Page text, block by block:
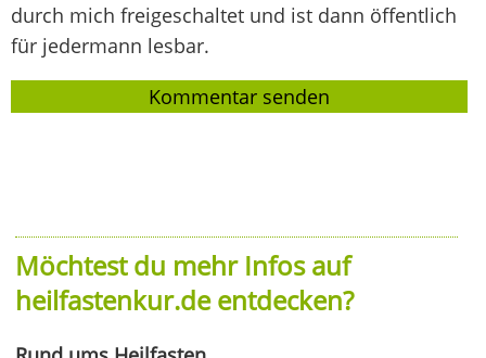
durch mich freigeschaltet und ist dann öffentlich
für jedermann lesbar.
Möchtest du mehr Infos auf
heilfastenkur.de entdecken?